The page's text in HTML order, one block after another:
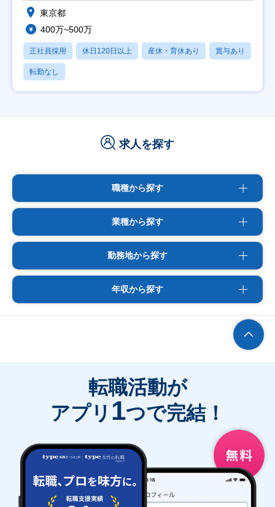
東京都
400万~500万
正社員採用 休日120日以上 産休・育休あり 賞与あり
転勤なし
求人を探す
職種から探す
業種から探す
勤務地から探す
年収から探す
転職活動が
アプリ 1つで完結！